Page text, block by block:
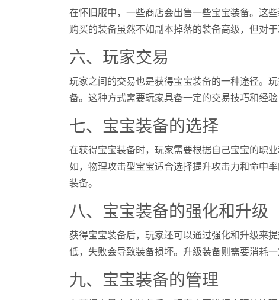
在怀旧服中，一些商店会出售一些宝宝装备。这
购买的装备虽然不如副本掉落的装备高级，但对
六、玩家交易
玩家之间的交易也是获得宝宝装备的一种途径。
备。这种方式需要玩家具备一定的交易技巧和经
七、宝宝装备的选择
在获得宝宝装备时，玩家需要根据自己宝宝的职
如，物理攻击型宝宝适合选择提升攻击力和命中
装备。
八、宝宝装备的强化和升级
获得宝宝装备后，玩家还可以通过强化和升级来
低，失败会导致装备损坏。升级装备则需要消耗
九、宝宝装备的管理